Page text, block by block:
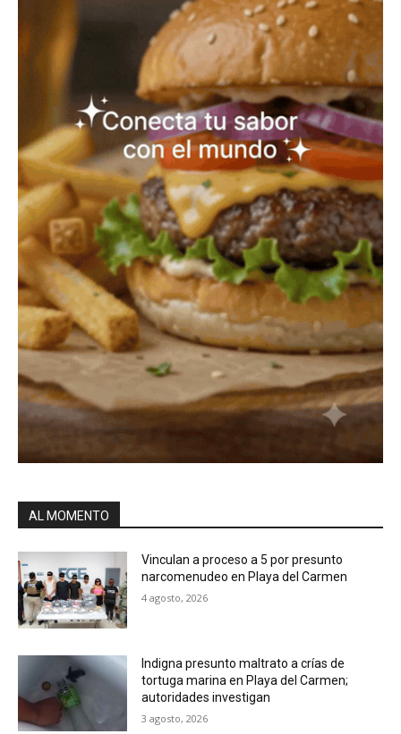
AL MOMENTO
Vinculan a proceso a 5 por presunto
narcomenudeo en Playa del Carmen
4 agosto, 2026
Indigna presunto maltrato a crías de
tortuga marina en Playa del Carmen;
autoridades investigan
3 agosto, 2026